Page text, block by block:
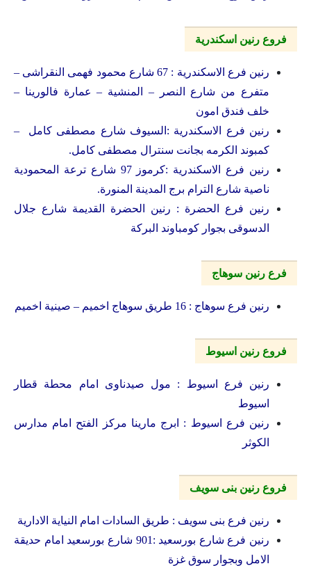
فروع رنين اسكندرية
رنين فرع الاسكندرية : 67 شارع محمود فهمى النقراشى –
متفرع من شارع النصر – المنشية – عمارة فالورينا –
خلف فندق امون
رنين فرع الاسكندرية :السيوف شارع مصطفى كامل –
كمبوند الكرمه بجانت سنترال مصطفى كامل.
رنين فرع الاسكندرية :كرموز 97 شارع ترعة المحمودية
ناصية شارع الترام برج المدينة المنورة.
رنين فرع الحضرة : رنين الحضرة القديمة شارع جلال
الدسوقى بجوار كومباوند البركة
فرع رنين سوهاج
رنين فرع سوهاج : 16 طريق سوهاج اخميم – صينية اخميم
فروع رنين اسيوط
رنين فرع اسيوط : مول صيدناوى امام محطة قطار
اسيوط
رنين فرع اسيوط : ابرج مارينا مركز الفتح امام مدارس
الكوثر
فروع رنين بنى سويف
رنين فرع بنى سويف : طريق السادات امام النياية الادارية
رنين فرع شارع بورسعيد :901 شارع بورسعيد امام حديقة
الامل وبجوار سوق غزة